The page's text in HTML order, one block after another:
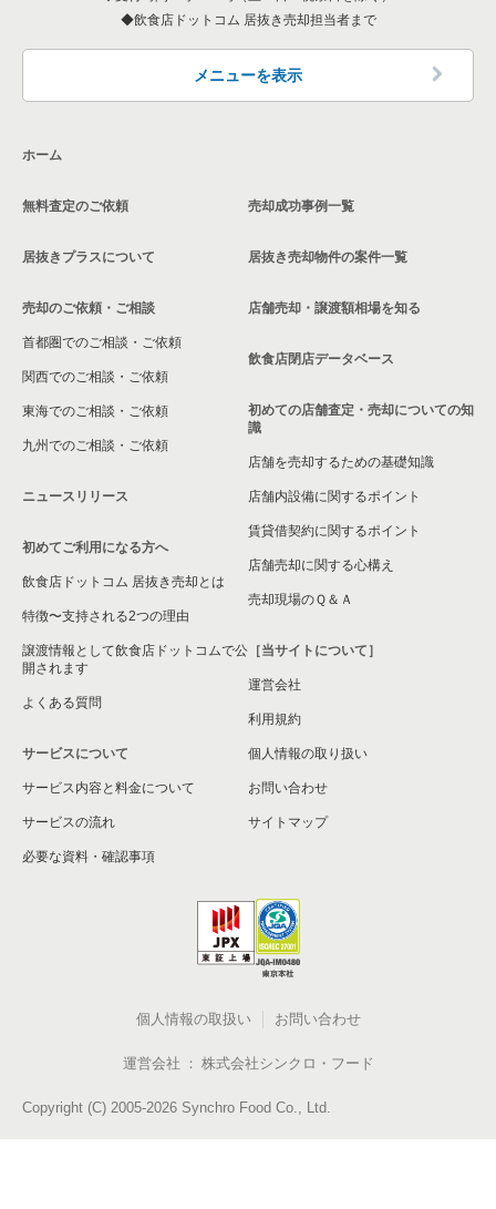
飲食店ドットコム 居抜き売却担当者まで
メニューを表示
ホーム
無料査定のご依頼
居抜きプラスについて
売却のご依頼・ご相談
首都圏でのご相談・ご依頼
関西でのご相談・ご依頼
東海でのご相談・ご依頼
九州でのご相談・ご依頼
ニュースリリース
初めてご利用になる方へ
飲食店ドットコム 居抜き売却とは
特徴〜支持される2つの理由
譲渡情報として飲食店ドットコムで公
開されます
よくある質問
サービスについて
サービス内容と料金について
サービスの流れ
必要な資料・確認事項
売却成功事例一覧
居抜き売却物件の案件一覧
店舗売却・譲渡額相場を知る
飲食店閉店データベース
初めての店舗査定・売却についての知
識
店舗を売却するための基礎知識
店舗内設備に関するポイント
賃貸借契約に関するポイント
店舗売却に関する心構え
売却現場のＱ＆Ａ
［当サイトについて］
運営会社
利用規約
個人情報の取り扱い
お問い合わせ
サイトマップ
個人情報の取扱い お問い合わせ
運営会社 株式会社シンクロ・フード
Copyright (C) 2005-2026 Synchro Food Co., Ltd.